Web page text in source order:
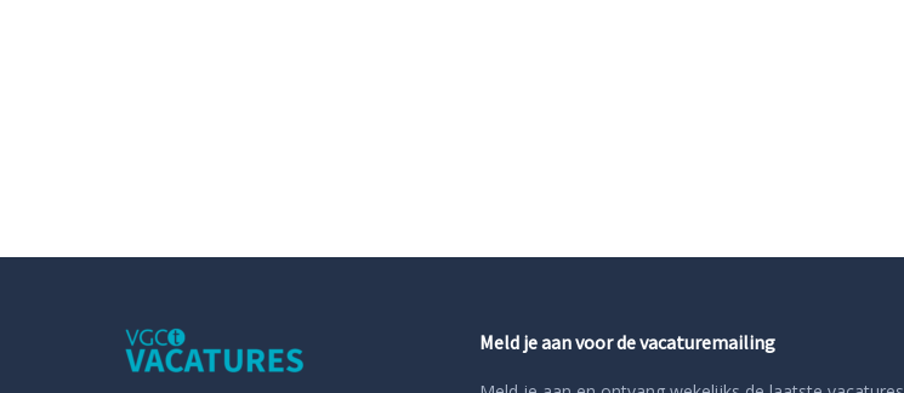
Meld je aan voor de vacaturemailing